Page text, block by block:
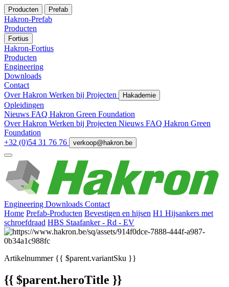
Producten Prefab
Hakron-Prefab
Producten
Fortius
Hakron-Fortius
Producten
Engineering
Downloads
Contact
Over Hakron Werken bij Projecten Hakademie
Opleidingen
Nieuws FAQ Hakron Green Foundation
Over Hakron Werken bij Projecten Nieuws FAQ Hakron Green
Foundation
+32 (0)54 31 76 76
verkoop@hakron.be
Engineering Downloads Contact
Home Prefab-Producten Bevestigen en hijsen H1 Hijsankers met
schroefdraad HBS Staafanker - Rd - EV
Artikelnummer{{ $parent.variantSku }}
{{ $parent.heroTitle }}